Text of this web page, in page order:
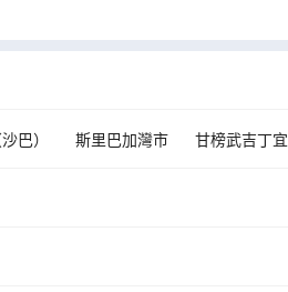
巴） 斯里巴加灣市
甘榜武吉丁宜